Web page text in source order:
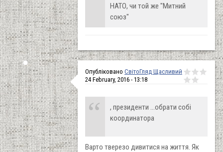
НАТО, чи той же "Митний
союз"
Опубліковано СвітоГляд Щасливий
24 February, 2016 - 13:18
, президенти ...обрати собі
координатора
Варто тверезо дивитися на життя. Як